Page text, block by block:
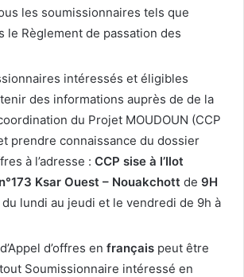
les soumissionnaires tels que
le Règlement de passation des
intéressés et éligibles
des informations auprès de de la
du Projet MOUDOUN (CCP
prendre connaissance du dossier
à l’adresse : CCP sise à l’Ilot
Ksar Ouest – Nouakchott de 9H
du lundi au jeudi et le vendredi de 9h à
d’offres en français peut être
Soumissionnaire intéressé en